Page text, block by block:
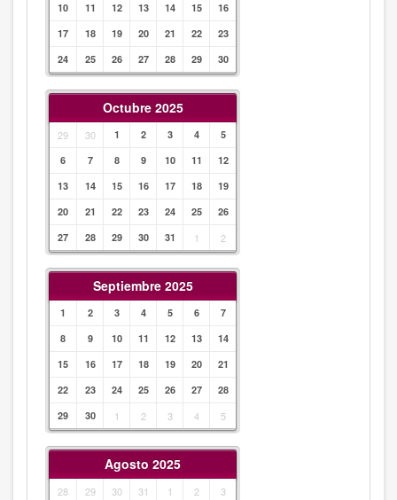
10
11 12 13 14 15
16
17
18 19 20 21 22
23
24
25 26 27 28 29 30
Octubre 2025
29 30 1 2 3 4
5
6
7 8 9 10 11
12
13
14 15 16 17 18
19
20
21 22 23 24 25
26
27
28 29 30 31 1 2
Septiembre 2025
1 2 3 4 5 6
7
8
9 10 11 12 13
14
15
16 17 18 19 20
21
22
23 24 25 26 27
28
29
30 1 2 3 4 5
Agosto 2025
28 29 30 31 1 2
3